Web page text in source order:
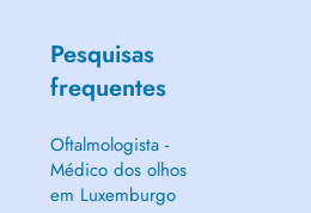
Pesquisas
frequentes
Oftalmologista -
Médico dos olhos
em Luxemburgo